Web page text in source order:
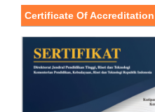
Certificate Of Accreditation